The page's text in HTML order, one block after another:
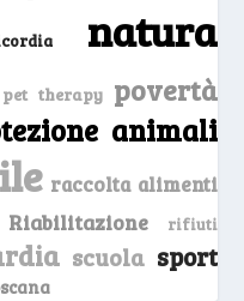
natura
pet therapy povertà
animali
raccolta alimenti
Riabilitazione
rifiuti
scuola sport